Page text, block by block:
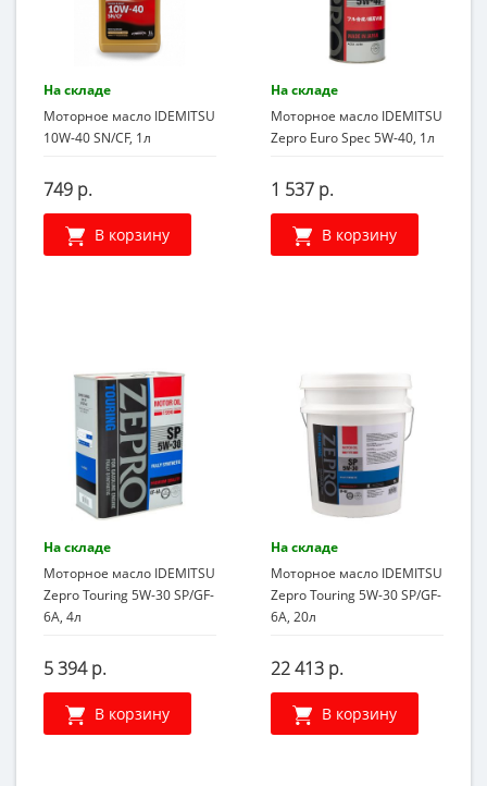
На складе
Моторное масло IDEMITSU
10W-40 SN/CF, 1л
749 р.
В корзину
На складе
Моторное масло IDEMITSU
Zepro Euro Spec 5W-40, 1л
1 537 р.
В корзину
На складе
Моторное масло IDEMITSU
Zepro Touring 5W-30 SP/GF-
6A, 4л
5 394 р.
В корзину
На складе
Моторное масло IDEMITSU
Zepro Touring 5W-30 SP/GF-
6A, 20л
22 413 р.
В корзину